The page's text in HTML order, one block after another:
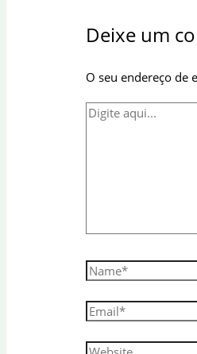
Deixe um
O seu endereço de
Digite
aqui...
Name*
Email*
Website